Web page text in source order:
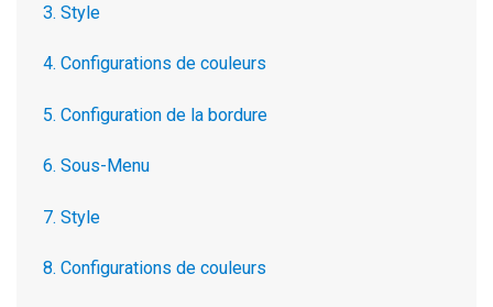
3. Style
4. Configurations de couleurs
5. Configuration de la bordure
6. Sous-Menu
7. Style
8. Configurations de couleurs